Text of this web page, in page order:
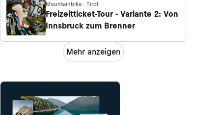
Mountainbike · Tirol
Freizeitticket-Tour - Variante 2: Von
Innsbruck zum Brenner
Mehr anzeigen